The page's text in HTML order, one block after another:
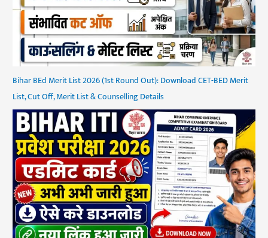
Bihar BEd Merit List 2026 (1st Round Out): Download CET-BED Merit
List, Cut Off, Merit List & Counselling Details